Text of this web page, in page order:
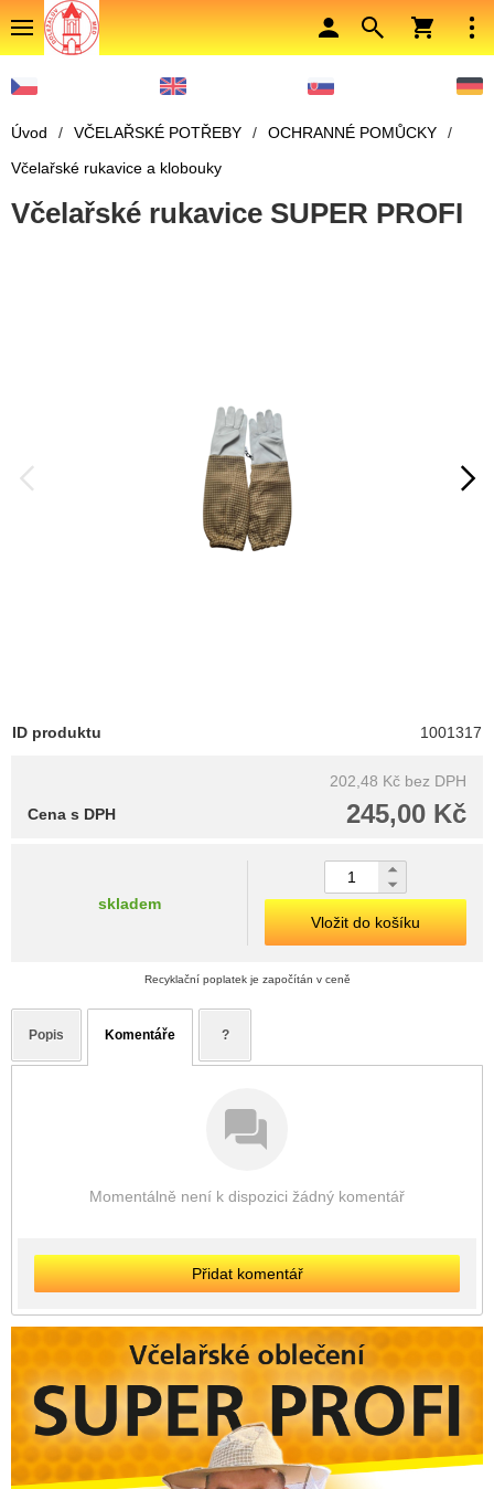
Úvod / VČELAŘSKÉ POTŘEBY / OCHRANNÉ POMŮCKY
/
Včelařské rukavice a klobouky
Včelařské rukavice SUPER PROFI
ID produktu 1001317
202,48 Kč bez DPH
245,00 Kč
Cena s DPH
skladem
Vložit do košíku
Recyklační poplatek je započítán v ceně
Popis Komentáře ?
Momentálně není k dispozici žádný komentář
Přidat komentář